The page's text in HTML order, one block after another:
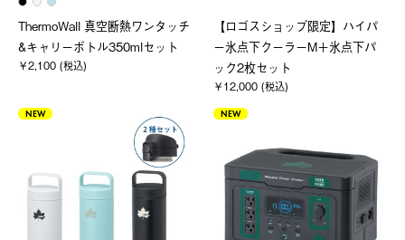
ThermoWall 真空断熱ワンタッチ
&キャリーボトル350mlセット
￥2,100 (税込)
【ロゴスショップ限定】ハイパ
ー氷点下クーラーM＋氷点下パ
ック2枚セット
￥12,000 (税込)
NEW NEW